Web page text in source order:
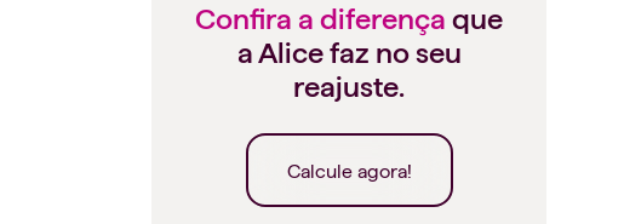
Confira a diferença que
a Alice faz no seu
reajuste.
Calcule agora!